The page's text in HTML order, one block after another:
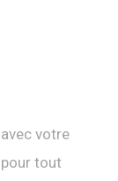
votre
tout